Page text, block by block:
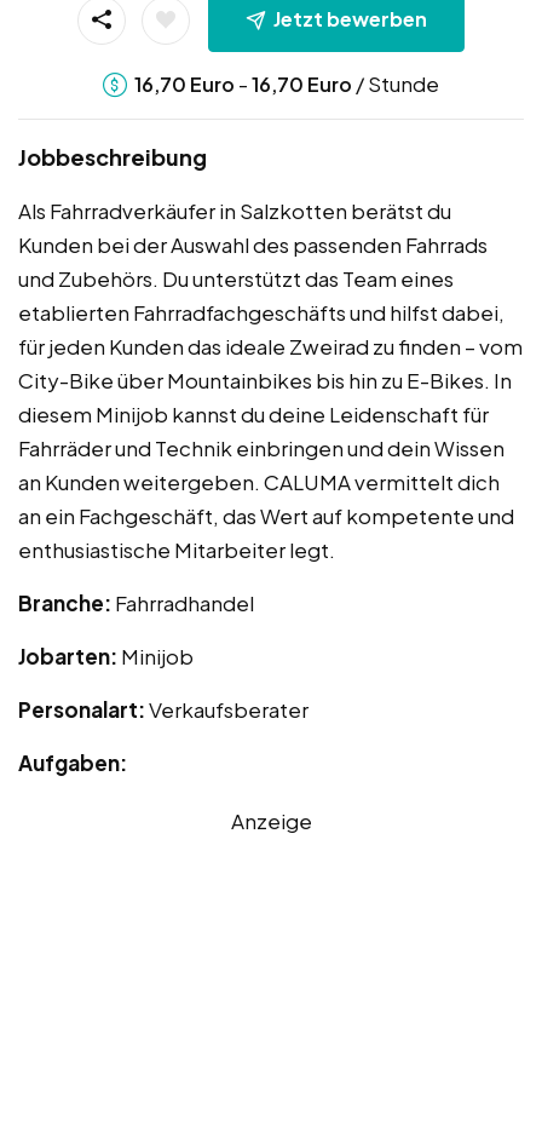
Jetzt bewerben
16,70 Euro -16,70 Euro / Stunde
Jobbeschreibung
Als Fahrradverkäufer in Salzkotten berätst du
Kunden bei der Auswahl des passenden Fahrrads
und Zubehörs. Du unterstützt das Team eines
etablierten Fahrradfachgeschäfts und hilfst dabei,
für jeden Kunden das ideale Zweirad zu finden – vom
City-Bike über Mountainbikes bis hin zu E-Bikes. In
diesem Minijob kannst du deine Leidenschaft für
Fahrräder und Technik einbringen und dein Wissen
an Kunden weitergeben. CALUMA vermittelt dich
an ein Fachgeschäft, das Wert auf kompetente und
enthusiastische Mitarbeiter legt.
Branche: Fahrradhandel
Jobarten: Minijob
Personalart:Verkaufsberater
Aufgaben:
Anzeige